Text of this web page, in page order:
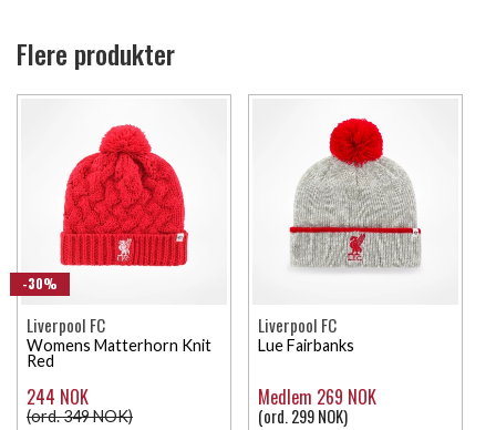
Flere produkter
-30%
Liverpool FC
Womens Matterhorn Knit
Red
244 NOK
(ord. 349 NOK)
Liverpool FC
Lue Fairbanks
Medlem 269 NOK
(ord. 299 NOK)